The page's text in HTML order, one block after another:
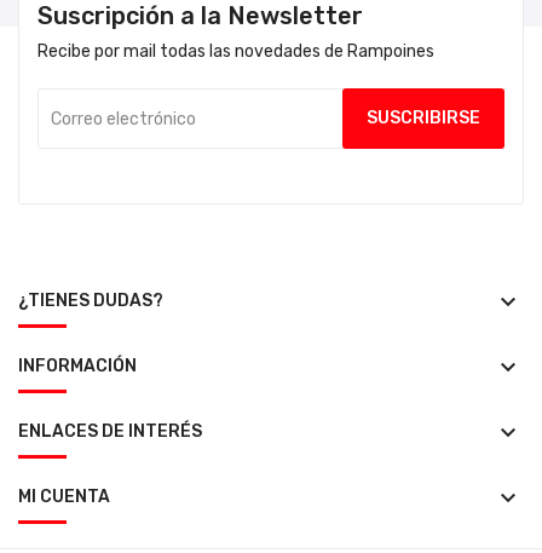
Suscripción a la Newsletter
Recibe por mail todas las novedades de Rampoines
¿TIENES DUDAS? keyboard_arrow_down
INFORMACIÓN keyboard_arrow_down
ENLACES DE INTERÉS keyboard_arrow_down
MI CUENTA keyboard_arrow_down